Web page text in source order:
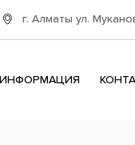
г. Алматы ул.
ИНФОРМАЦИЯ